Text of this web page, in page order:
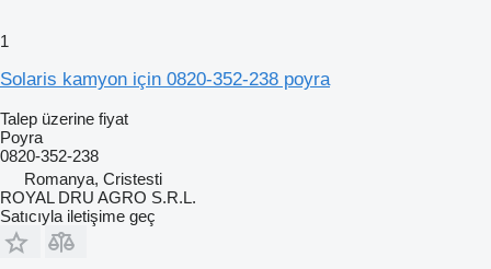
1
Solaris kamyon için 0820-352-238 poyra
Talep üzerine fiyat
Poyra
0820-352-238
Romanya, Cristesti
ROYAL DRU AGRO S.R.L.
Satıcıyla iletişime geç